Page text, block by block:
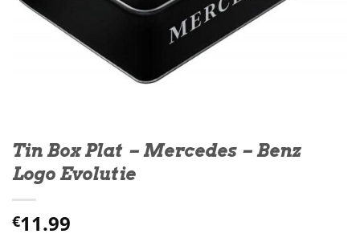
Tin Box Plat – Mercedes – Benz
Logo Evolutie
€11.99